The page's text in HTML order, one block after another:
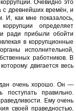
Очевидно это
с древнейших времён, и
И, как мне показалось,
определяет
ради прибыли обойти
в коррупционные
исполнительной,
работников. В
двигается весь
очень хорошо. Он —
поступать правильно.
Ему очень
своей праведностью,